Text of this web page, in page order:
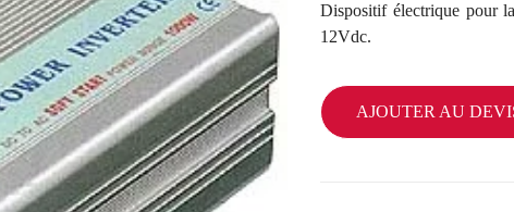
Dispositif électrique pour
12Vdc.
AJOUTER AU